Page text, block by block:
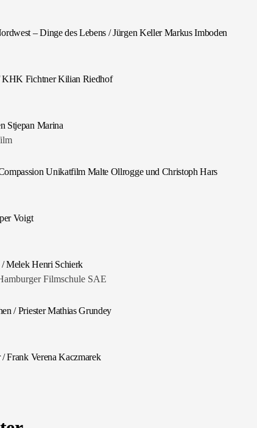
– Dinge des Lebens / Jürgen Keller Markus Imboden
KHK Fichtner Kilian Riedhof
Stjepan Marina
Unikatfilm Malte Ollrogge und Christoph Hars
Voigt
Melek Henri Schierk
Filmschule SAE
/ Priester Mathias Grundey
Frank Verena Kaczmarek